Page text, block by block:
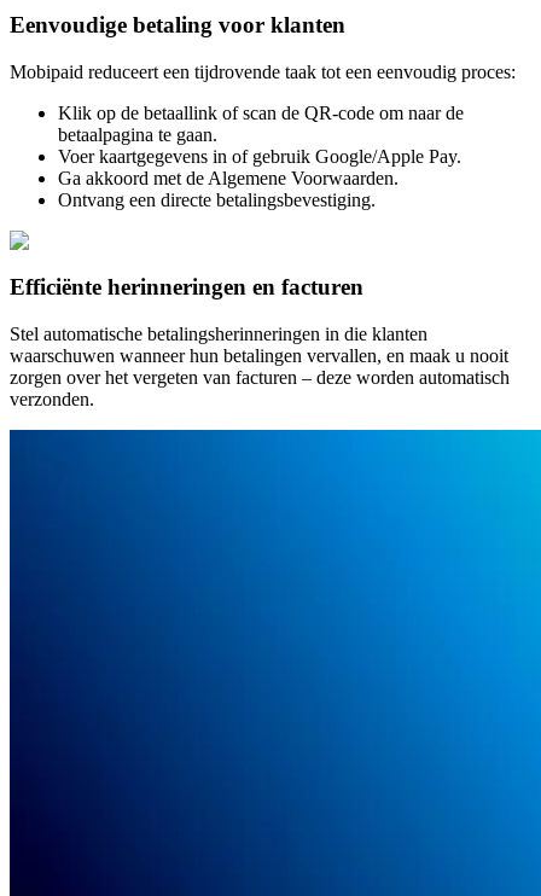
Eenvoudige betaling voor klanten
Mobipaid reduceert een tijdrovende taak tot een eenvoudig proces:
Klik op de betaallink of scan de QR-code om naar de
betaalpagina te gaan.
Voer kaartgegevens in of gebruik Google/Apple Pay.
Ga akkoord met de Algemene Voorwaarden.
Ontvang een directe betalingsbevestiging.
Efficiënte herinneringen en facturen
Stel automatische betalingsherinneringen in die klanten
waarschuwen wanneer hun betalingen vervallen, en maak u nooit
zorgen over het vergeten van facturen – deze worden automatisch
verzonden.